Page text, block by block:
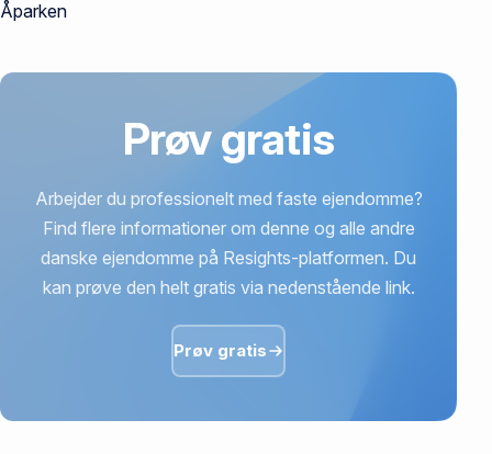
Åparken
Prøv gratis
Arbejder du professionelt med faste ejendomme?
Find flere informationer om denne og alle andre
danske ejendomme på Resights-platformen. Du
kan prøve den helt gratis via nedenstående link.
Prøv gratis